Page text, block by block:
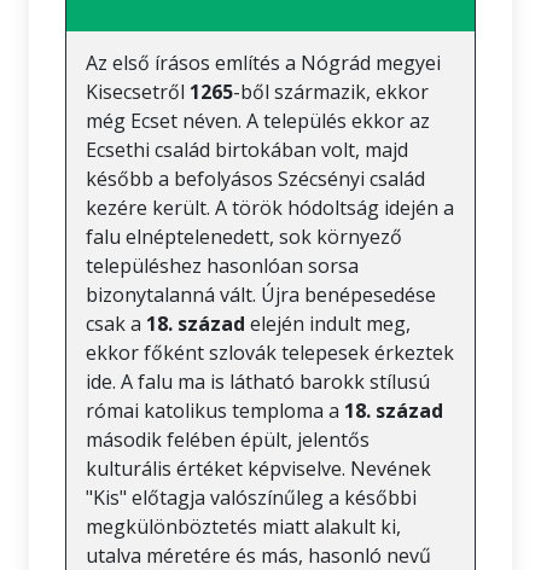
Az első írásos említés a Nógrád megyei
Kisecsetről 1265-ből származik, ekkor
még Ecset néven. A település ekkor az
Ecsethi család birtokában volt, majd
később a befolyásos Szécsényi család
kezére került. A török hódoltság idején a
falu elnéptelenedett, sok környező
településhez hasonlóan sorsa
bizonytalanná vált. Újra benépesedése
csak a 18. század elején indult meg,
ekkor főként szlovák telepesek érkeztek
ide. A falu ma is látható barokk stílusú
római katolikus temploma a 18. század
második felében épült, jelentős
kulturális értéket képviselve. Nevének
"Kis" előtagja valószínűleg a későbbi
megkülönböztetés miatt alakult ki,
utalva méretére és más, hasonló nevű